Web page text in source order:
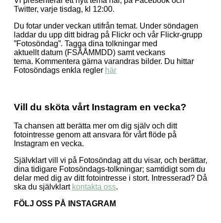
Twitter, varje tisdag, kl 12:00.
Du fotar under veckan utifrån temat. Under söndagen
laddar du upp ditt bidrag på Flickr och vår Flickr-grupp
”Fotosöndag”. Tagga dina tolkningar med
aktuellt datum (FSÅÅMMDD) samt veckans
tema. Kommentera gärna varandras bilder. Du hittar
Fotosöndags enkla regler här
Vill du sköta vårt Instagram en vecka?
Ta chansen att berätta mer om dig själv och ditt
fotointresse genom att ansvara för vårt flöde på
Instagram en vecka.
Självklart vill vi på Fotosöndag att du visar, och berättar,
dina tidigare Fotosöndags-tolkningar; samtidigt som du
delar med dig av ditt fotointresse i stort. Intresserad? Då
ska du självklart kontakta oss.
FÖLJ OSS PÅ INSTAGRAM